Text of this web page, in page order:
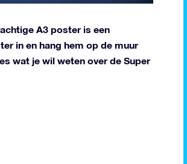
A3 poster is een
in en hang hem op de muur
wat je wil weten over de Super